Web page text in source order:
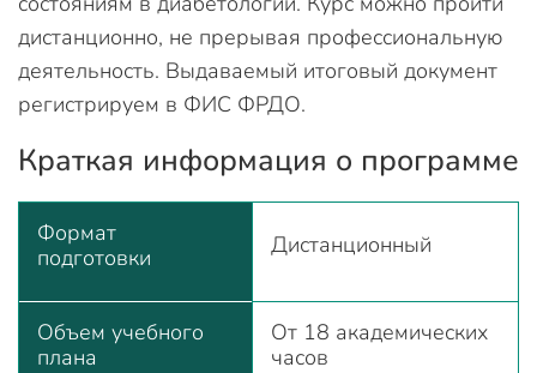
дистанционно, не прерывая профессиональную
деятельность. Выдаваемый итоговый документ
регистрируем в ФИС ФРДО.
Краткая информация о программе
Формат
подготовки
Дистанционный
Объем учебного
плана
От 18 академических
часов